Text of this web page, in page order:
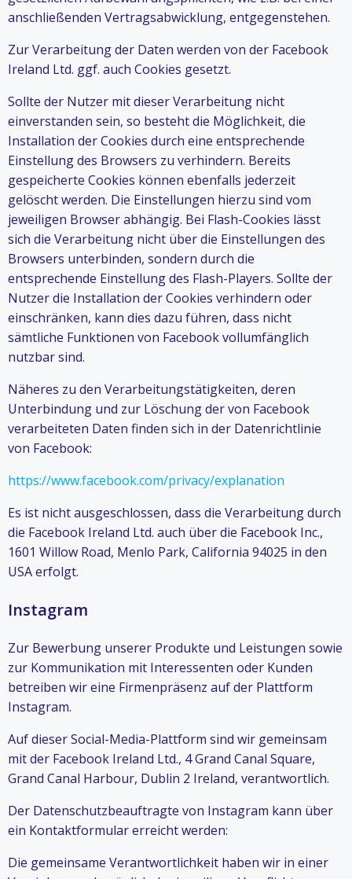
anschließenden Vertragsabwicklung, entgegenstehen.
Zur Verarbeitung der Daten werden von der Facebook
Ireland Ltd. ggf. auch Cookies gesetzt.
Sollte der Nutzer mit dieser Verarbeitung nicht
einverstanden sein, so besteht die Möglichkeit, die
Installation der Cookies durch eine entsprechende
Einstellung des Browsers zu verhindern. Bereits
gespeicherte Cookies können ebenfalls jederzeit
gelöscht werden. Die Einstellungen hierzu sind vom
jeweiligen Browser abhängig. Bei Flash-Cookies lässt
sich die Verarbeitung nicht über die Einstellungen des
Browsers unterbinden, sondern durch die
entsprechende Einstellung des Flash-Players. Sollte der
Nutzer die Installation der Cookies verhindern oder
einschränken, kann dies dazu führen, dass nicht
sämtliche Funktionen von Facebook vollumfänglich
nutzbar sind.
Näheres zu den Verarbeitungstätigkeiten, deren
Unterbindung und zur Löschung der von Facebook
verarbeiteten Daten finden sich in der Datenrichtlinie
von Facebook:
https://www.facebook.com/privacy/explanation
Es ist nicht ausgeschlossen, dass die Verarbeitung durch
die Facebook Ireland Ltd. auch über die Facebook Inc.,
1601 Willow Road, Menlo Park, California 94025 in den
USA erfolgt.
Instagram
Zur Bewerbung unserer Produkte und Leistungen sowie
zur Kommunikation mit Interessenten oder Kunden
betreiben wir eine Firmenpräsenz auf der Plattform
Instagram.
Auf dieser Social-Media-Plattform sind wir gemeinsam
mit der Facebook Ireland Ltd., 4 Grand Canal Square,
Grand Canal Harbour, Dublin 2 Ireland, verantwortlich.
Der Datenschutzbeauftragte von Instagram kann über
ein Kontaktformular erreicht werden:
Die gemeinsame Verantwortlichkeit haben wir in einer